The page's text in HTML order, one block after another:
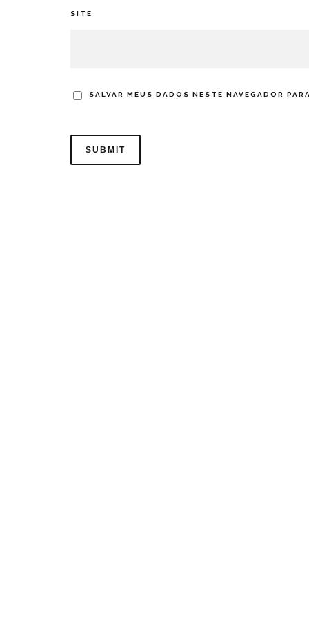
SITE
SALVAR MEUS DADOS NESTE NAVEGADOR